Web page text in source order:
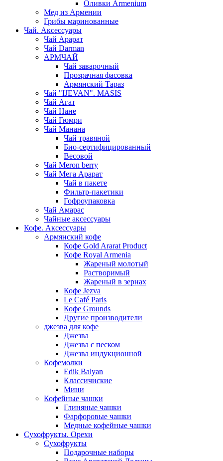
Оливки Armenium
Мед из Армении
Грибы маринованные
Чай. Аксессуары
Чай Арарат
Чай Darman
АРМЧАЙ
Чай заварочный
Прозрачная фасовка
Армянский Тараз
Чай "IJEVAN". MASIS
Чай Агат
Чай Нане
Чай Гюмри
Чай Манана
Чай травяной
Био-сертифицированный
Весовой
Чай Meron berry
Чай Мега Арарат
Чай в пакете
Фильтр-пакетики
Гофроупаковка
Чай Амарас
Чайные аксессуары
Кофе. Аксессуары
Армянский кофе
Кофе Gold Ararat Product
Кофе Royal Armenia
Жареный молотый
Растворимый
Жареный в зернах
Кофе Jezva
Le Café Paris
Кофе Grounds
Другие производители
джезва для кофе
Джезва
Джезва с песком
Джезва индукционной
Кофемолки
Edik Balyan
Классичиские
Мини
Кофейные чашки
Глиняные чашки
Фарфоровые чашки
Медные кофейные чашки
Сухофрукты. Орехи
Сухофрукты
Подарочные наборы